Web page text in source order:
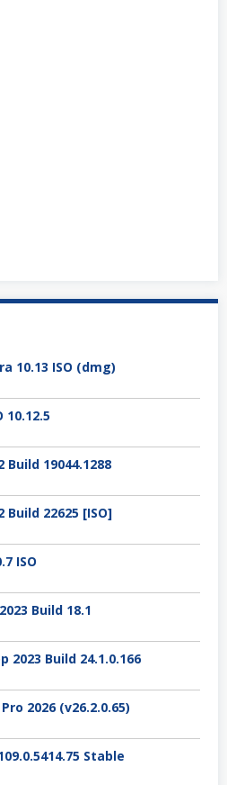
10.13 ISO (dmg)
10.12.5
Build 19044.1288
Build 22625 [ISO]
ISO
Build 18.1
2023 Build 24.1.0.166
2026 (v26.2.0.65)
Stable